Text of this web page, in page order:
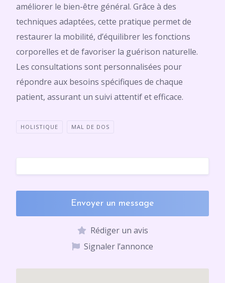
améliorer le bien-être général. Grâce à des
techniques adaptées, cette pratique permet de
restaurer la mobilité, d’équilibrer les fonctions
corporelles et de favoriser la guérison naturelle.
Les consultations sont personnalisées pour
répondre aux besoins spécifiques de chaque
patient, assurant un suivi attentif et efficace.
HOLISTIQUE MAL DE DOS
Envoyer un message
Rédiger un avis
Signaler l’annonce